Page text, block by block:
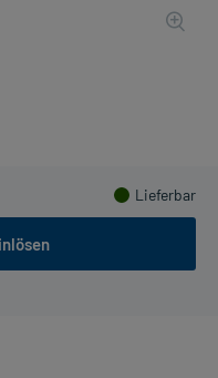
Lieferbar